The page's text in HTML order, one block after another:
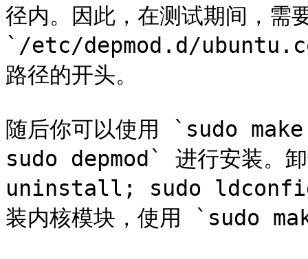
径内。因此，在测试期间，需
`/etc/depmod.d/
路径的开头。
随后你可以使用 `sudo
sudo depmod` 进行安装。
uninstall; sudo ldconfig;
装内核模块，使用 `sudo